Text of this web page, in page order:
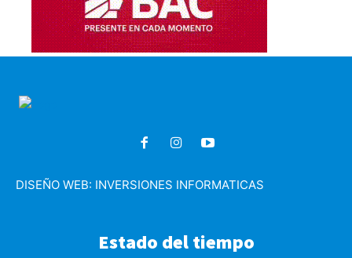
DISEÑO WEB: INVERSIONES INFORMATICAS
Estado del tiempo